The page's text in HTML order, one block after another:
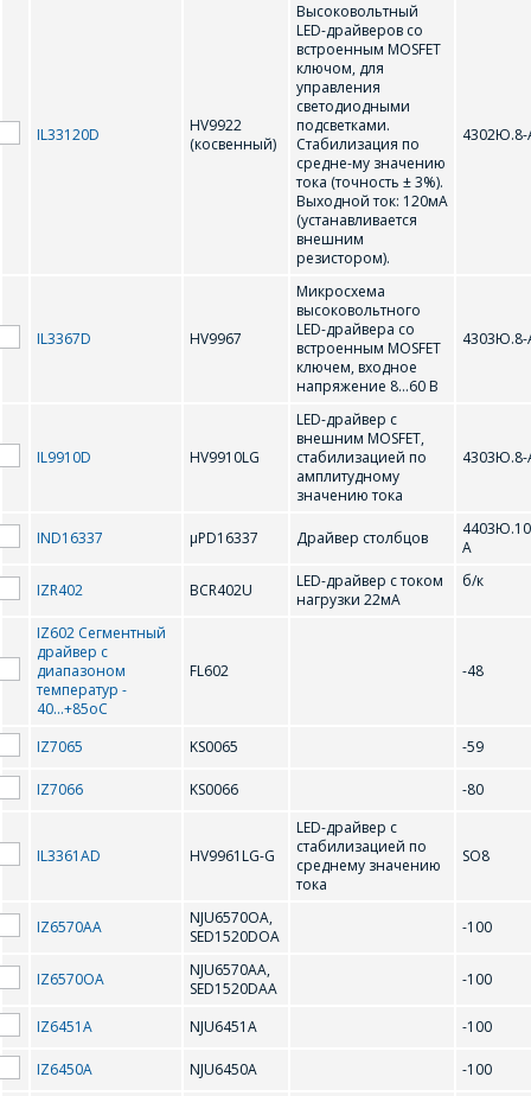
KS0066
L
LT3518
NJU6450A NJU6451A
NJU6570OA,
SED1520DOA
µPD16305 µPD16337
АМС7150
С
IL33120D
HV9922
(косвенный)
Высоковольтный
LED-драйверов со
встроенным MOSFET
ключом, для
управления
светодиодными
подсветками.
Стабилизация по
средне-му значению
тока (точность ± 3%).
Выходной ток: 120мА
(устанавливается
внешним
резистором).
4302Ю.8-
IL3367D HV9967
Микросхема
высоковольтного
LED-драйвера со
встроенным MOSFET
ключем, входное
напряжение 8…60 В
4303Ю.8-
IL9910D HV9910LG
LED-драйвер с
внешним MOSFET,
стабилизацией по
амплитудному
значению тока
4303Ю.8-
IND16337 µPD16337 Драйвер столбцов
А
IZR402 BCR402U
LED-драйвер с током
нагрузки 22мA
б/к
IZ602 Сегментный
драйвер с
диапазоном
температур -
40...+85оС
FL602 -48
IZ7065 KS0065 -59
IZ7066 KS0066 -80
IL3361AD HV9961LG-G
LED-драйвер с
стабилизацией по
среднему значению
тока
SO8
IZ6570AA
NJU6570OA,
SED1520DOA
-100
IZ6570OA
NJU6570AA,
SED1520DAA
-100
IZ6451A NJU6451A -100
IZ6450A NJU6450A
-100
ОФОРМИТЬ ЗАКАЗ